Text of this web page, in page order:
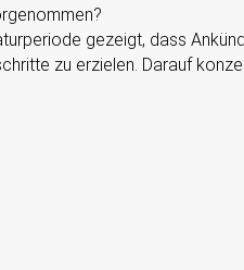
gezeigt, dass
zu erzielen. Darauf